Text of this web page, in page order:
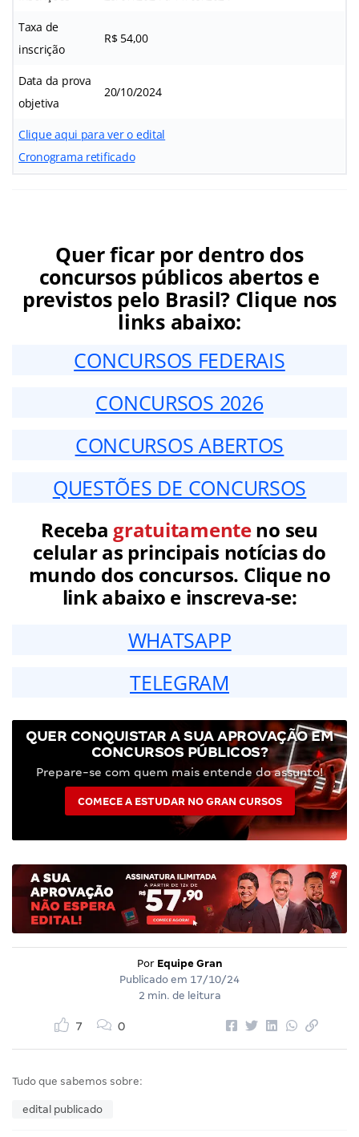
Taxa de
inscrição
R$ 54,00
Data da prova
objetiva
20/10/2024
Clique aqui para ver o edital
Cronograma retificado
Quer ficar por dentro dos
concursos públicos abertos e
previstos pelo Brasil? Clique nos
links abaixo:
CONCURSOS FEDERAIS
CONCURSOS 2026
CONCURSOS ABERTOS
QUESTÕES DE CONCURSOS
Receba gratuitamenteno seu
celular as principais notícias do
mundo dos concursos. Clique no
link abaixo e inscreva-se:
WHATSAPP
TELEGRAM
QUER CONQUISTAR A SUA APROVAÇÃO EM
CONCURSOS PÚBLICOS?
Prepare-se com quem mais entende do assunto!
COMECE A ESTUDAR NO GRAN CURSOS
Por Equipe Gran
Publicado em 17/10/24
2 min. de leitura
7 0
Tudo que sabemos sobre:
edital publicado